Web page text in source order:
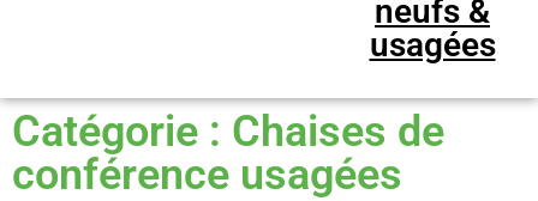
neufs &
usagées
Catégorie : Chaises de
conférence usagées